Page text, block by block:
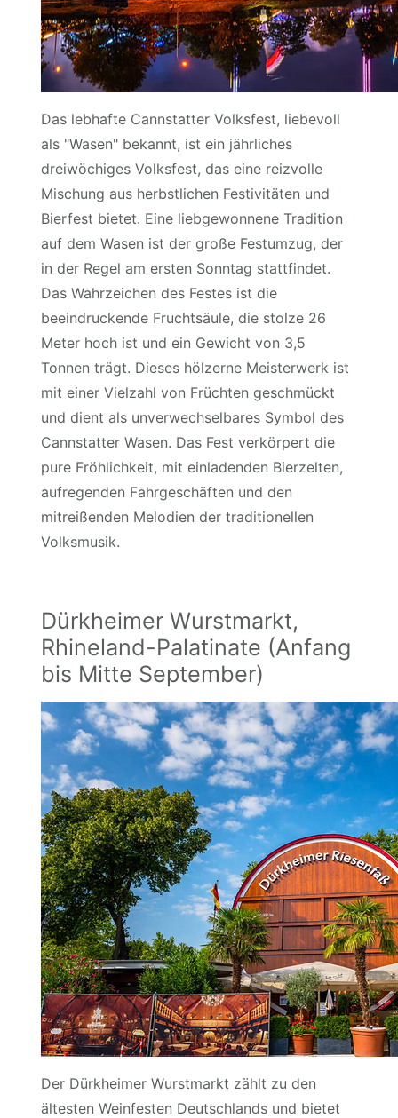
Das lebhafte Cannstatter Volksfest, liebevoll
als "Wasen" bekannt, ist ein jährliches
dreiwöchiges Volksfest, das eine reizvolle
Mischung aus herbstlichen Festivitäten und
Bierfest bietet. Eine liebgewonnene Tradition
auf dem Wasen ist der große Festumzug, der
in der Regel am ersten Sonntag stattfindet.
Das Wahrzeichen des Festes ist die
beeindruckende Fruchtsäule, die stolze 26
Meter hoch ist und ein Gewicht von 3,5
Tonnen trägt. Dieses hölzerne Meisterwerk ist
mit einer Vielzahl von Früchten geschmückt
und dient als unverwechselbares Symbol des
Cannstatter Wasen. Das Fest verkörpert die
pure Fröhlichkeit, mit einladenden Bierzelten,
aufregenden Fahrgeschäften und den
mitreißenden Melodien der traditionellen
Volksmusik.
Dürkheimer Wurstmarkt,
Rhineland-Palatinate (Anfang
bis Mitte September)
Der Dürkheimer Wurstmarkt zählt zu den
ältesten Weinfesten Deutschlands und bietet